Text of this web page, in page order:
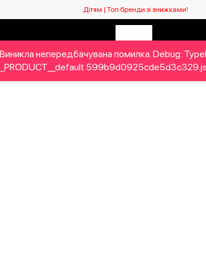
Дітям | Топ бренди зі знижками!
Дітям Home&Gifts Бренди
непередбачувана помилка. Debug: